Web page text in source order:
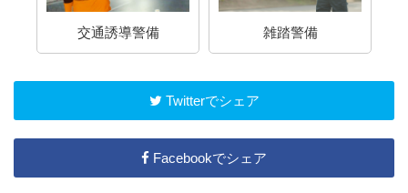
雑踏警備 採用情報
Twitterでシェア
Facebookでシェア